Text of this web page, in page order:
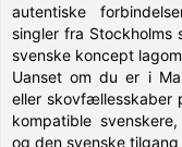
autentiske
singler fra
svenske koncept
Uanset om du er i
eller skovfællesskaber
kompatible
og den svenske